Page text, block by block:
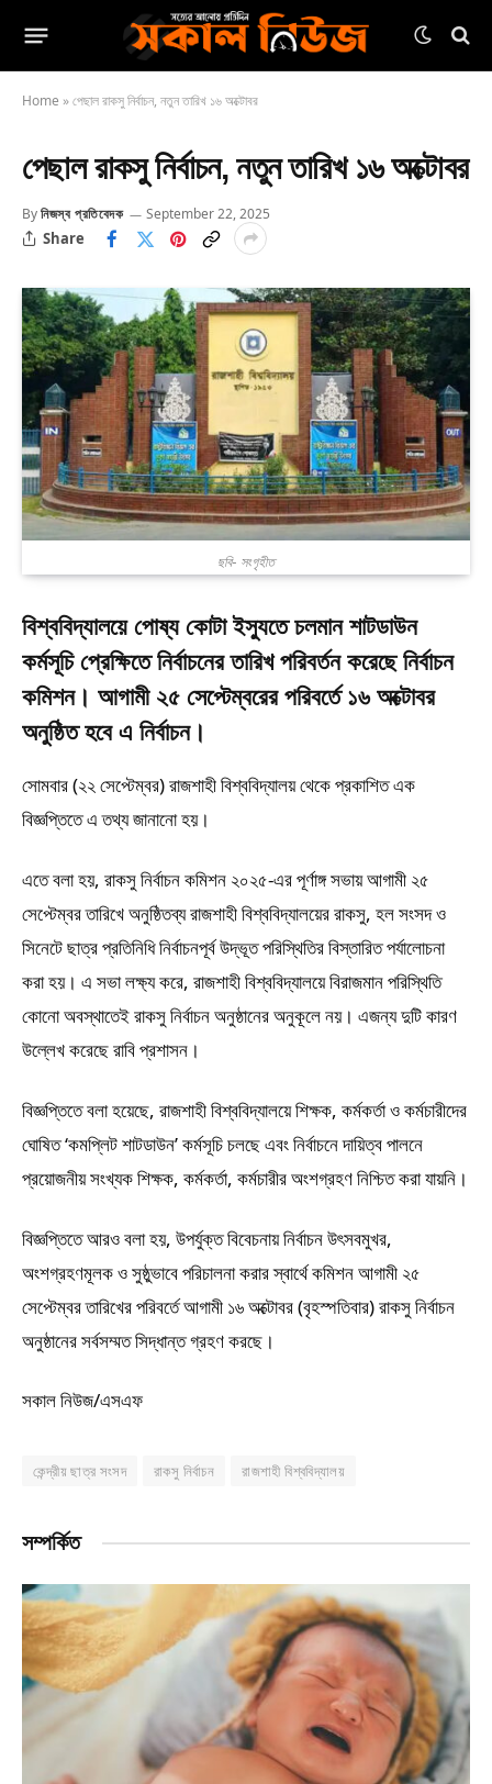
Home »পেছাল রাকসু নির্বাচন, নতুন তারিখ ১৬ অক্টোবর
পেছাল রাকসু নির্বাচন, নতুন তারিখ ১৬ অক্টোবর
Byনিজস্ব প্রতিবেদক September 22, 2025
Share
ছবি- সংগৃহীত
বিশ্ববিদ্যালয়ে পোষ্য কোটা ইস্যুতে চলমান শাটডাউন
কর্মসূচি প্রেক্ষিতে নির্বাচনের তারিখ পরিবর্তন করেছে নির্বাচন
কমিশন। আগামী ২৫ সেপ্টেম্বরের পরিবর্তে ১৬ অক্টোবর
অনুষ্ঠিত হবে এ নির্বাচন।
সোমবার (২২ সেপ্টেম্বর) রাজশাহী বিশ্ববিদ্যালয় থেকে প্রকাশিত এক
বিজ্ঞপ্তিতে এ তথ্য জানানো হয়।
এতে বলা হয়, রাকসু নির্বাচন কমিশন ২০২৫-এর পূর্ণাঙ্গ সভায় আগামী ২৫
সেপ্টেম্বর তারিখে অনুষ্ঠিতব্য রাজশাহী বিশ্ববিদ্যালয়ের রাকসু, হল সংসদ ও
সিনেটে ছাত্র প্রতিনিধি নির্বাচনপূর্ব উদ্ভূত পরিস্থিতির বিস্তারিত পর্যালোচনা
করা হয়। এ সভা লক্ষ্য করে, রাজশাহী বিশ্ববিদ্যালয়ে বিরাজমান পরিস্থিতি
কোনো অবস্থাতেই রাকসু নির্বাচন অনুষ্ঠানের অনুকূলে নয়। এজন্য দুটি কারণ
উল্লেখ করেছে রাবি প্রশাসন।
বিজ্ঞপ্তিতে বলা হয়েছে, রাজশাহী বিশ্ববিদ্যালয়ে শিক্ষক, কর্মকর্তা ও কর্মচারীদের
ঘোষিত ‘কমপ্লিট শাটডাউন’ কর্মসূচি চলছে এবং নির্বাচনে দায়িত্ব পালনে
প্রয়োজনীয় সংখ্যক শিক্ষক, কর্মকর্তা, কর্মচারীর অংশগ্রহণ নিশ্চিত করা যায়নি।
বিজ্ঞপ্তিতে আরও বলা হয়, উপর্যুক্ত বিবেচনায় নির্বাচন উৎসবমুখর,
অংশগ্রহণমূলক ও সুষ্ঠুভাবে পরিচালনা করার স্বার্থে কমিশন আগামী ২৫
সেপ্টেম্বর তারিখের পরিবর্তে আগামী ১৬ অক্টোবর (বৃহস্পতিবার) রাকসু নির্বাচন
অনুষ্ঠানের সর্বসম্মত সিদ্ধান্ত গ্রহণ করছে।
সকাল নিউজ/এসএফ
কেন্দ্রীয় ছাত্র সংসদ রাকসু নির্বাচন রাজশাহী বিশ্ববিদ্যালয়
সম্পর্কিত